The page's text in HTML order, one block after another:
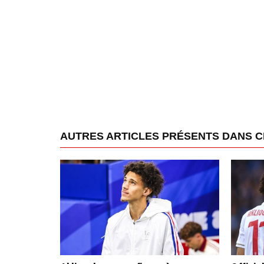
AUTRES ARTICLES PRÉSENTS DANS